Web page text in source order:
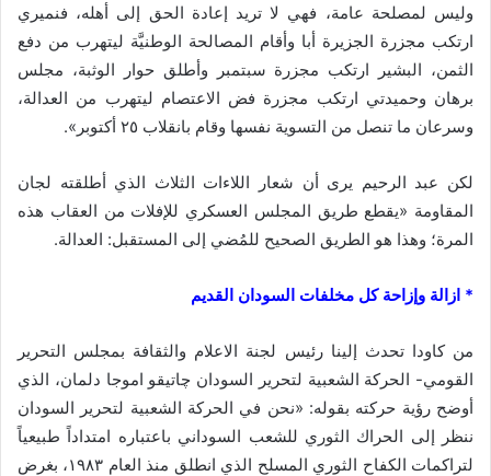
وليس لمصلحة عامة، فهي لا تريد إعادة الحق إلى أهله، فنميري
ارتكب مجزرة الجزيرة أبا وأقام المصالحة الوطنيَّة ليتهرب من دفع
الثمن، البشير ارتكب مجزرة سبتمبر وأطلق حوار الوثبة، مجلس
برهان وحميدتي ارتكب مجزرة فض الاعتصام ليتهرب من العدالة،
وسرعان ما تنصل من التسوية نفسها وقام بانقلاب ٢٥ أكتوبر».
لكن عبد الرحيم يرى أن شعار اللاءات الثلاث الذي أطلقته لجان
المقاومة «يقطع طريق المجلس العسكري للإفلات من العقاب هذه
المرة؛ وهذا هو الطريق الصحيح للمُضي إلى المستقبل: العدالة.
* ازالة وإزاحة كل مخلفات السودان القديم
من كاودا تحدث إلينا رئيس لجنة الاعلام والثقافة بمجلس التحرير
القومي- الحركة الشعبية لتحرير السودان چاتيقو اموجا دلمان، الذي
أوضح رؤية حركته بقوله: «نحن في الحركة الشعبية لتحرير السودان
ننظر إلى الحراك الثوري للشعب السوداني باعتباره امتداداً طبيعياً
لتراكمات الكفاح الثوري المسلح الذي انطلق منذ العام ١٩٨٣، بغرض